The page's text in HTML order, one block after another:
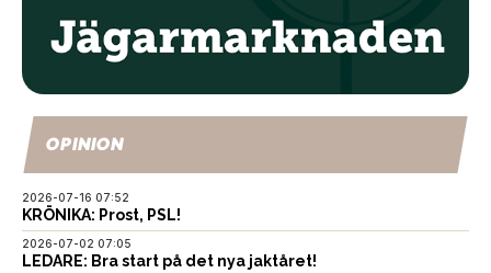
OPINION
2026-07-16 07:52
KRÖNIKA: Prost, PSL!
2026-07-02 07:05
LEDARE: Bra start på det nya jaktåret!